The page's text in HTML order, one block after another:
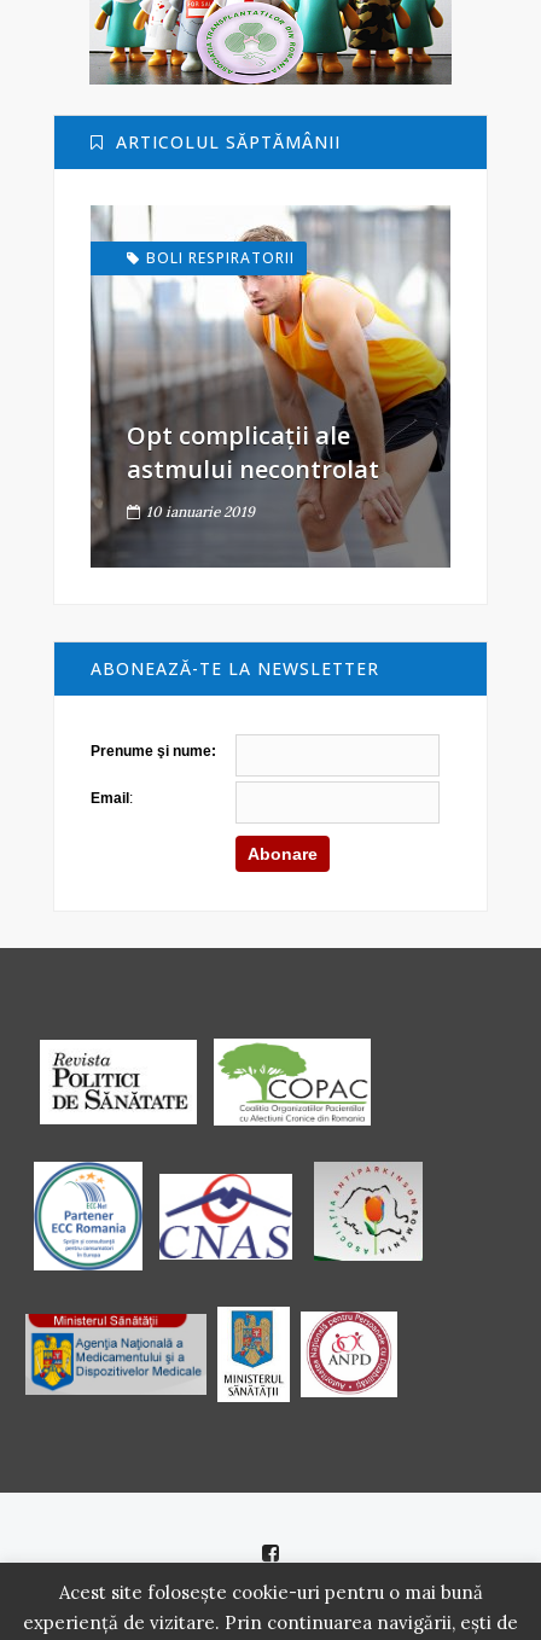
ARTICOLUL SĂPTĂMÂNII
BOLI RESPIRATORII
Opt complicații ale
astmului necontrolat
10 ianuarie 2019
ABONEAZĂ-TE LA NEWSLETTER
Prenume şi nume:
Email :
Politică de cookie |Politică de confidenţialitate
2016 - 2021 Copyright. Scoala Pacientilor - QUINN Media SRL.
Acest site folosește cookie-uri pentru o mai bună
experiență de vizitare. Prin continuarea navigării, ești de